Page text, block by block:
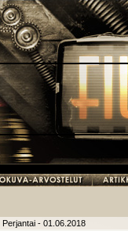
Perjantai - 01.06.2018